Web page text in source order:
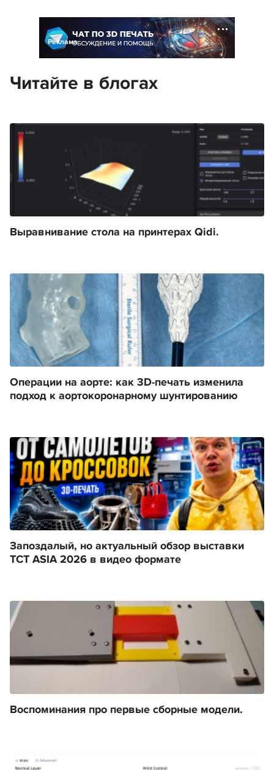
Реклама
Читайте в блогах
Выравнивание стола на принтерах Qidi.
Операции на аорте: как 3D-печать изменила
подход к аортокоронарному шунтированию
Запоздалый, но актуальный обзор выставки
TCT ASIA 2026 в видео формате
Воспоминания про первые сборные модели.